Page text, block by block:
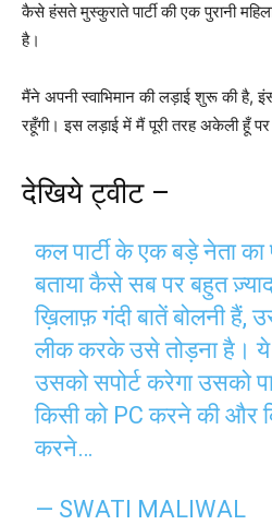
कैसे हंसते मुस्कुराते पार्टी की एक पुरानी
है।
मैंने अपनी स्वाभिमान की लड़ाई शुरू की है,
रहूँगी। इस लड़ाई में मैं पूरी तरह अकेली हूँ पर
देखिये ट्वीट –
कल पार्टी के एक बड़े नेता
बताया कैसे सब पर बहुत
ख़िलाफ़ गंदी बातें बोलनी हैं,
लीक करके उसे तोड़ना है। ये
उसको सपोर्ट करेगा उसको
किसी को PC करने की और
करने…
— SWATI MALIWAL